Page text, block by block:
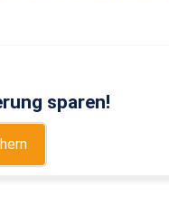
sparen!